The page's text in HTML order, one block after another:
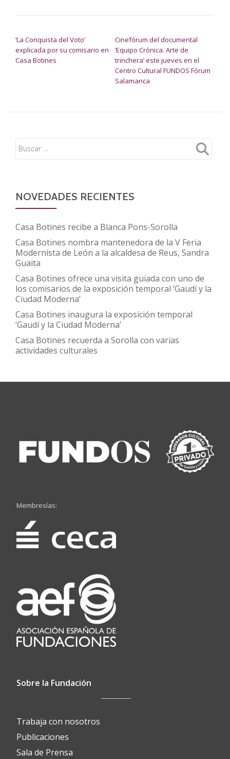
‘La Conquista del Voto’
explicada por su comisario en
Casa Botines
Cinefórum del documental
‘Equipo Crónica. Arte de
trinchera’ este jueves en el
Centro Cultural FUNDOS Fórum
Salamanca
NOVEDADES RECIENTES
Casa Botines recibe a Blanca Pons-Sorolla
Casa Botines nombra mantenedora de la V Feria
Modernista de León a la alcaldesa de Reus, Sandra
Guaita
Casa Botines ofrece una visita guiada con uno de
los comisarios de la exposición temporal ‘Gaudí y la
Ciudad Moderna’
Casa Botines inaugura la exposición temporal
‘Gaudí y la Ciudad Moderna’
Casa Botines recuerda a Sorolla con varias
actividades culturales
Membresías:
Sobre la Fundación
Trabaja con nosotros
Publicaciones
Sala de Prensa